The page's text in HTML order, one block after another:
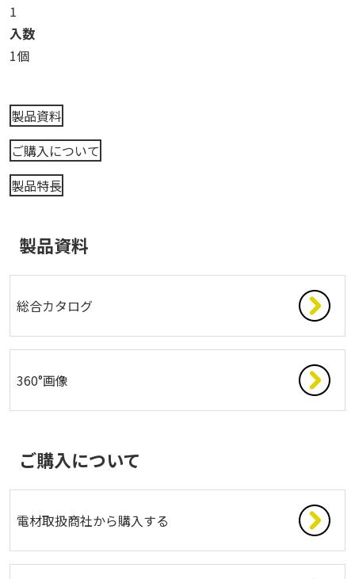
1
入数
1個
製品資料
ご購入について
製品特長
製品資料
総合カタログ
360°画像
ご購入について
電材取扱商社から購入する